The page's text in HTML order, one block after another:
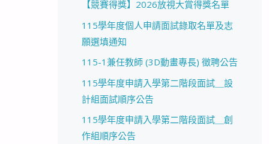
【競賽得獎】2026放視大賞得獎名單
115學年度個人申請面試錄取名單及志
願選填通知
115-1兼任教師 (3D動畫專長) 徵聘公告
115學年度申請入學第二階段面試＿設
計組面試順序公告
115學年度申請入學第二階段面試＿創
作組順序公告